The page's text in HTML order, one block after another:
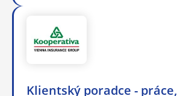
Klientský poradce - práce,